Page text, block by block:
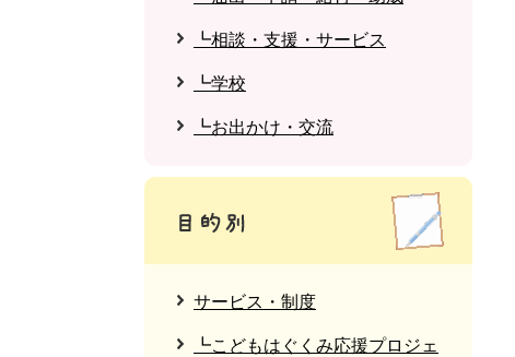
┗相談・支援・サービス
┗学校
┗お出かけ・交流
サービス・制度
┗こどもはぐくみ応援プロジェ